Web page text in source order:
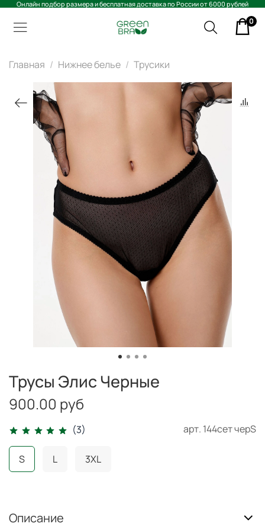
Онлайн подбор размера и бесплатная доставка по России от 6000 рублей
0
Главная Нижнее белье Трусики
(3) арт. 144сет черS
Трусы Элис Черные
900.00 руб
S L 3XL
Описание